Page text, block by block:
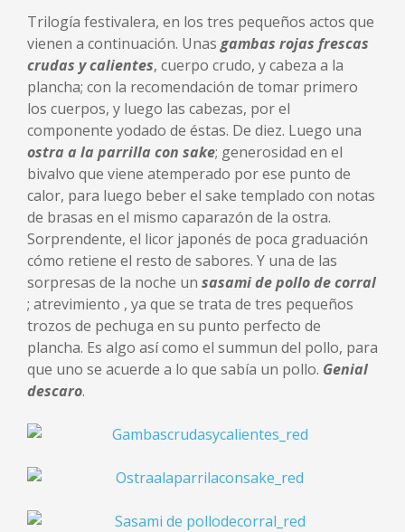
Trilogía festivalera, en los tres pequeños actos que
vienen a continuación. Unas gambas rojas frescas
crudas y calientes, cuerpo crudo, y cabeza a la
plancha; con la recomendación de tomar primero
los cuerpos, y luego las cabezas, por el
componente yodado de éstas. De diez. Luego una
ostra a la parrilla con sake; generosidad en el
bivalvo que viene atemperado por ese punto de
calor, para luego beber el sake templado con notas
de brasas en el mismo caparazón de la ostra.
Sorprendente, el licor japonés de poca graduación
cómo retiene el resto de sabores. Y una de las
sorpresas de la noche un sasami de pollo de corral
; atrevimiento , ya que se trata de tres pequeños
trozos de pechuga en su punto perfecto de
plancha. Es algo así como el summun del pollo, para
que uno se acuerde a lo que sabía un pollo. Genial
descaro.